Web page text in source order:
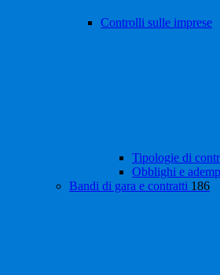
Controlli sulle imprese
Tipologie di
Obblighi e
Bandi di gara e contratti 186